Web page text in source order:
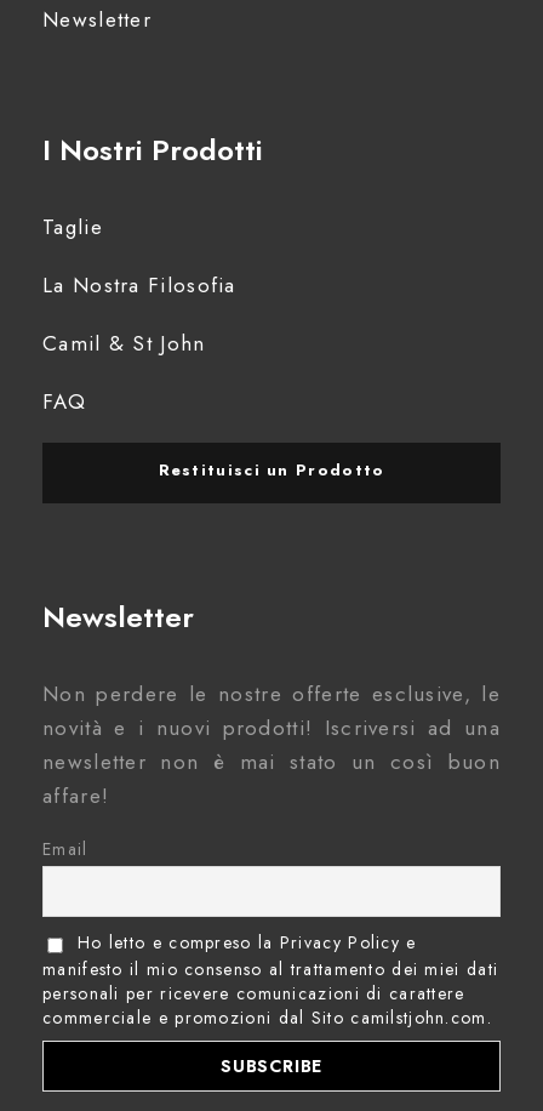
Newsletter
I Nostri Prodotti
Taglie
La Nostra Filosofia
Camil & St John
FAQ
Restituisci un Prodotto
Newsletter
Non perdere le nostre offerte esclusive, le
novità e i nuovi prodotti! Iscriversi ad una
newsletter non è mai stato un così buon
affare!
Email
Ho letto e compreso la Privacy Policy e
manifesto il mio consenso al trattamento dei miei dati
personali per ricevere comunicazioni di carattere
commerciale e promozioni dal Sito camilstjohn.com.